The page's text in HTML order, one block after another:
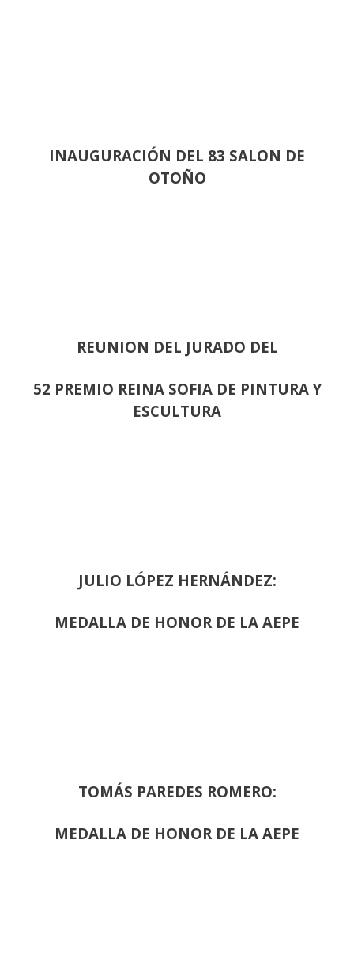
INAUGURACIÓN DEL 83 SALON DE
OTOÑO
REUNION DEL JURADO DEL
52 PREMIO REINA SOFIA DE PINTURA Y
ESCULTURA
JULIO LÓPEZ HERNÁNDEZ:
MEDALLA DE HONOR DE LA AEPE
TOMÁS PAREDES ROMERO:
MEDALLA DE HONOR DE LA AEPE